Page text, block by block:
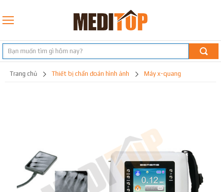
trang chủ thiết bị chẩn đoán hình ảnh máy x-quang